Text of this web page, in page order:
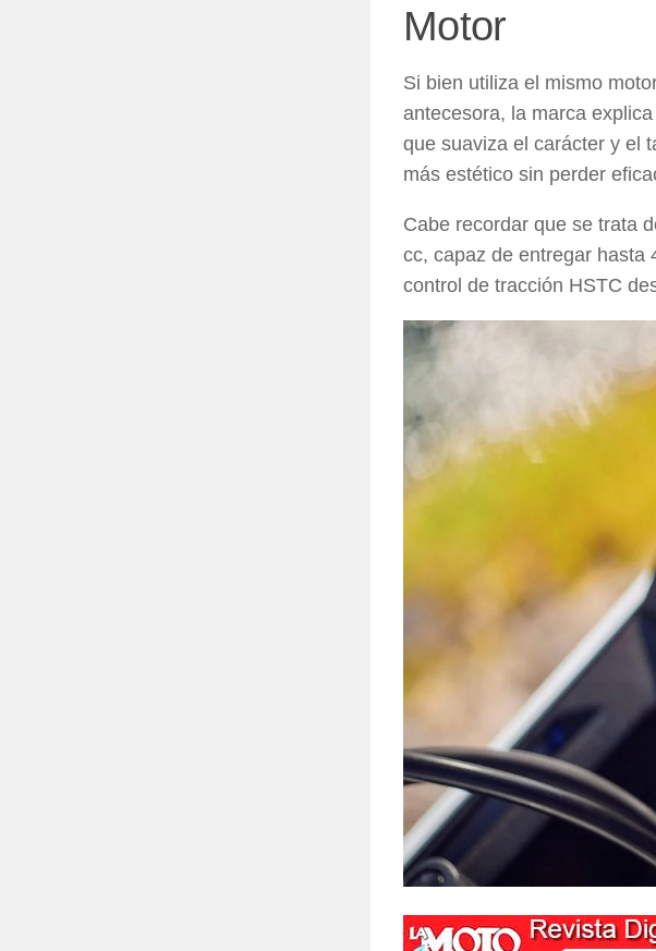
Motor
Si bien utiliza el mismo
antecesora, la marca
que suaviza el carácter y el
más estético sin perder
Cabe recordar que se trata
cc, capaz de entregar hasta
control de tracción HSTC